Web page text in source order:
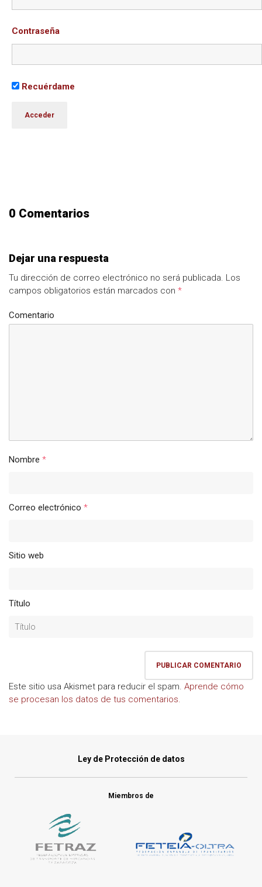
Contraseña
Recuérdame
0 Comentarios
Dejar una respuesta
Tu dirección de correo electrónico no será publicada. Los
campos obligatorios están marcados con *
Comentario
Nombre *
Correo electrónico *
Sitio web
Título
Este sitio usa Akismet para reducir el spam. Aprende cómo
se procesan los datos de tus comentarios.
Ley de Protección de datos
Miembros de